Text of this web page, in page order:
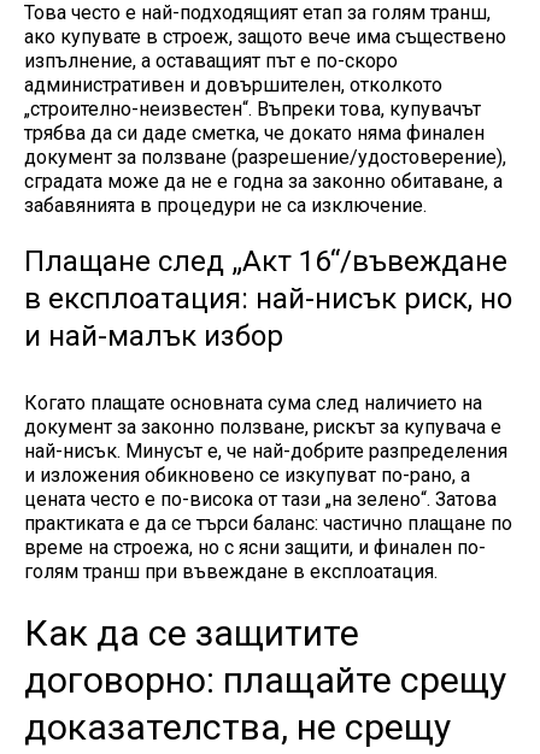
Това често е най-подходящият етап за голям транш,
ако купувате в строеж, защото вече има съществено
изпълнение, а оставащият път е по-скоро
административен и довършителен, отколкото
„строително-неизвестен“. Въпреки това, купувачът
трябва да си даде сметка, че докато няма финален
документ за ползване (разрешение/удостоверение),
сградата може да не е годна за законно обитаване, а
забавянията в процедури не са изключение.
Плащане след „Акт 16“/въвеждане
в експлоатация: най-нисък риск, но
и най-малък избор
Когато плащате основната сума след наличието на
документ за законно ползване, рискът за купувача е
най-нисък. Минусът е, че най-добрите разпределения
и изложения обикновено се изкупуват по-рано, а
цената често е по-висока от тази „на зелено“. Затова
практиката е да се търси баланс: частично плащане по
време на строежа, но с ясни защити, и финален по-
голям транш при въвеждане в експлоатация.
Как да се защитите
договорно: плащайте срещу
доказателства, не срещу